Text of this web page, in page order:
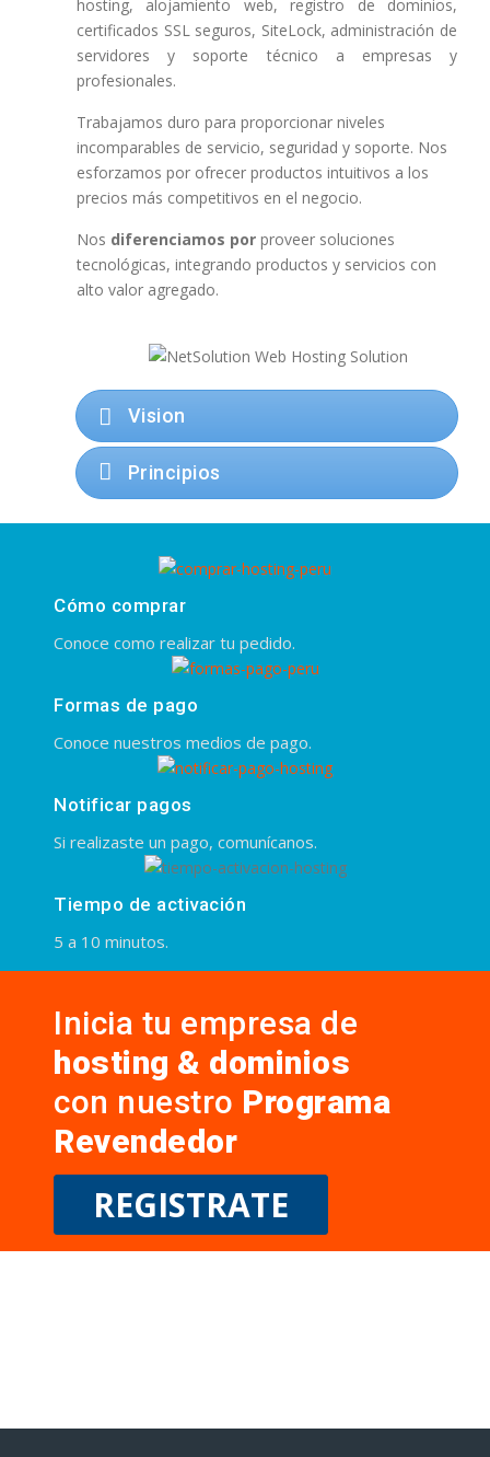
hosting, alojamiento web, registro de dominios,
certificados SSL seguros, SiteLock, administración de
servidores y soporte técnico a empresas y
profesionales.
Trabajamos duro para proporcionar niveles
incomparables de servicio, seguridad y soporte. Nos
esforzamos por ofrecer productos intuitivos a los
precios más competitivos en el negocio.
Nos diferenciamos por proveer soluciones
tecnológicas, integrando productos y servicios con
alto valor agregado.
Vision
Principios
Cómo comprar
Conoce como realizar tu pedido.
Formas de pago
Conoce nuestros medios de pago.
Notificar pagos
Si realizaste un pago, comunícanos.
Tiempo de activación
5 a 10 minutos.
Inicia tu empresa de
hosting & dominios
con nuestro Programa
Revendedor
REGISTRATE